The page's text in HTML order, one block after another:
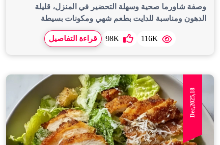
وصفة شاورما صحية وسهلة التحضير في المنزل، قليلة
الدهون ومناسبة للدايت بطعم شهي ومكونات بسيطة
116K
98K قراءة التفاصيل
Dec,2025,18